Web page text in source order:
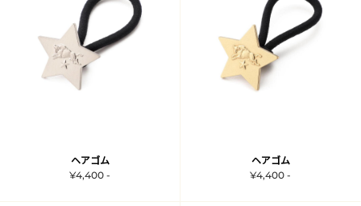
ヘアゴム
¥4,400 -
ヘアゴム
¥4,400 -